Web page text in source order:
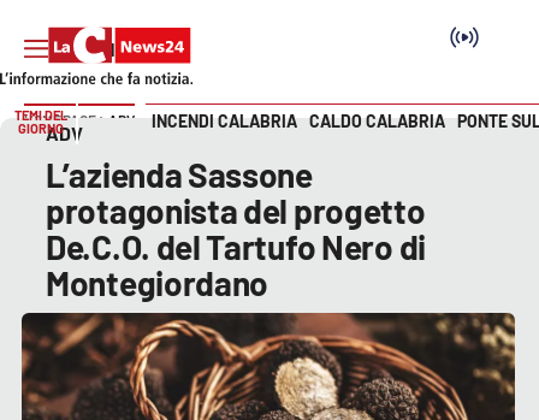
SEZIONI
Cronaca
Politica
Attualità
Vai
TEMI DEL
GIORNO
INCENDI CALABRIA CALDO CALABRIA PONTE
HOME PAGE ADV
ADV
L’azienda Sassone
protagonista del progetto
De.C.O. del Tartufo Nero di
Montegiordano